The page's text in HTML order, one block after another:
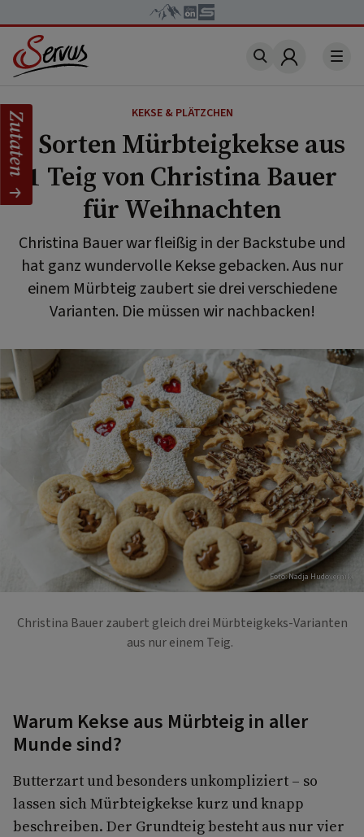
Account
KEKSE & PLÄTZCHEN
3 Sorten Mürbteigkekse aus
1 Teig von Christina Bauer
für Weihnachten
Christina Bauer war fleißig in der Backstube und
hat ganz wundervolle Kekse gebacken. Aus nur
einem Mürbteig zaubert sie drei verschiedene
Varianten. Die müssen wir nachbacken!
Foto: Nadja Hudovernik
Christina Bauer zaubert gleich drei Mürbteigkeks-Varianten
aus nur einem Teig.
Warum Kekse aus Mürbteig in aller
Munde sind?
Butterzart und besonders unkompliziert – so
lassen sich Mürbteigkekse kurz und knapp
beschreiben. Der Grundteig besteht aus nur vier
Zutaten